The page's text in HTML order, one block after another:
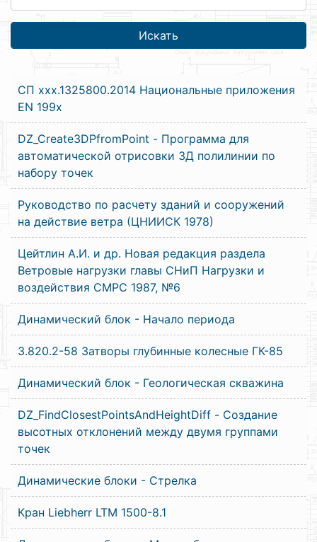
СП xxx.1325800.2014 Национальные приложения
EN 199x
DZ_Create3DPfromPoint - Программа для
автоматической отрисовки 3Д полилинии по
набору точек
Руководство по расчету зданий и сооружений
на действие ветра (ЦНИИСК 1978)
Цейтлин А.И. и др. Новая редакция раздела
Ветровые нагрузки главы СНиП Нагрузки и
воздействия СМРС 1987, №6
Динамический блок - Начало периода
3.820.2-58 Затворы глубинные колесные ГК-85
Динамический блок - Геологическая скважина
DZ_FindClosestPointsAndHeightDiff - Создание
высотных отклонений между двумя группами
точек
Динамические блоки - Стрелка
Кран Liebherr LTM 1500-8.1